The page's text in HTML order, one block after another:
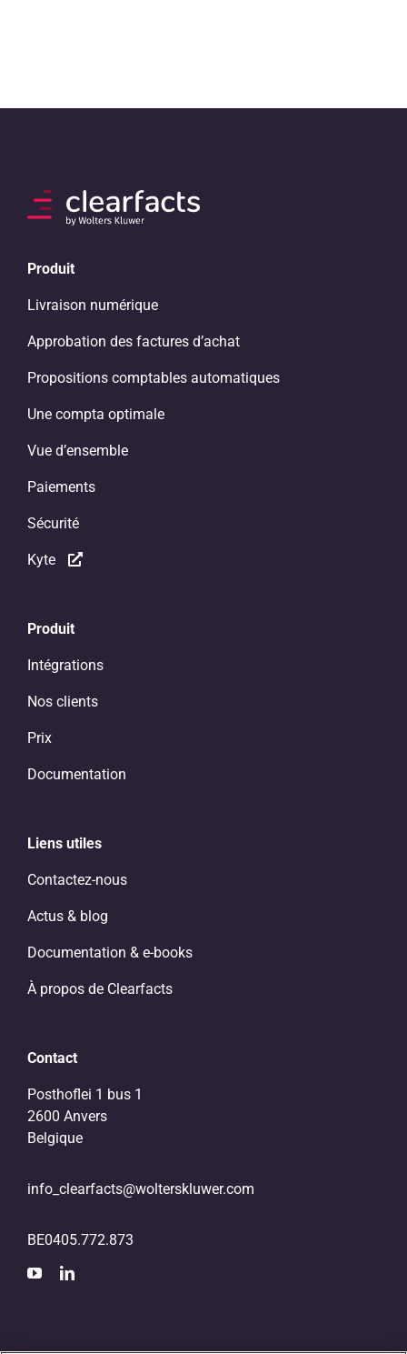
Produit
Livraison numérique
Approbation des factures d’achat
Propositions comptables automatiques
Une compta optimale
Vue d’ensemble
Paiements
Sécurité
Kyte
Produit
Intégrations
Nos clients
Prix
Documentation
Liens utiles
Contactez-nous
Actus & blog
Documentation & e-books
À propos de Clearfacts
Contact
Posthoflei 1 bus 1
2600 Anvers
Belgique
info_clearfacts@wolterskluwer.com
BE0405.772.873